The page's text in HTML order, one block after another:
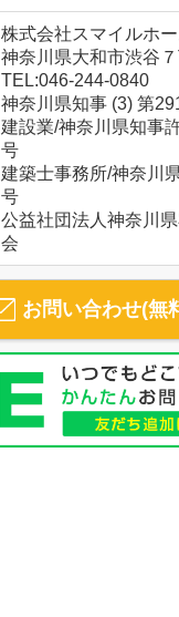
株式会社スマイルホ
神奈川県大和市渋谷
TEL:046-244-0840
神奈川県知事 (3) 第
建設業/神奈川県知事
号
建築士事務所/神奈川
号
公益社団法人神奈川
会
お問い合わせ(無